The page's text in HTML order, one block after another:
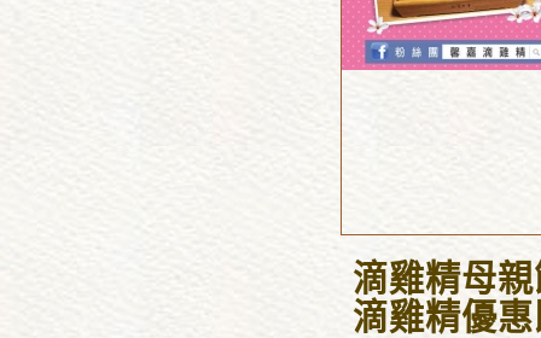
滴雞精母
滴雞精優